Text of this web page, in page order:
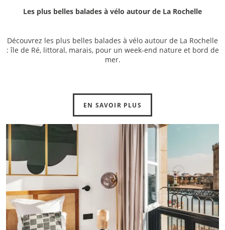
Les plus belles balades à vélo autour de La Rochelle
Découvrez les plus belles balades à vélo autour de La Rochelle
: île de Ré, littoral, marais, pour un week-end nature et bord de
mer.
EN SAVOIR PLUS